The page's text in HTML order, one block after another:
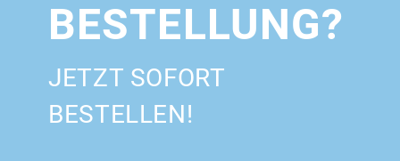
BESTELLUNG?
JETZT SOFORT
BESTELLEN!